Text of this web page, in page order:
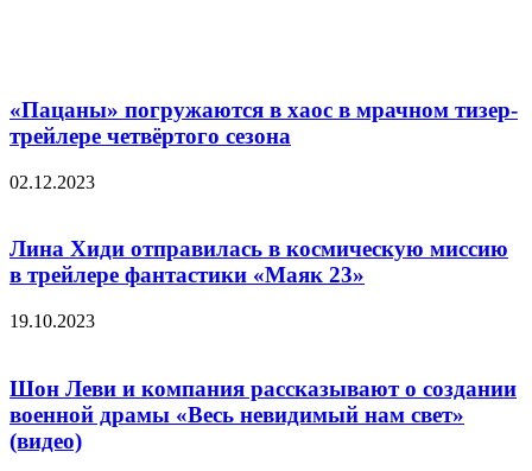
«Пацаны» погружаются в хаос в мрачном тизер-
трейлере четвёртого сезона
02.12.2023
Лина Хиди отправилась в космическую миссию
в трейлере фантастики «Маяк 23»
19.10.2023
Шон Леви и компания рассказывают о создании
военной драмы «Весь невидимый нам свет»
(видео)